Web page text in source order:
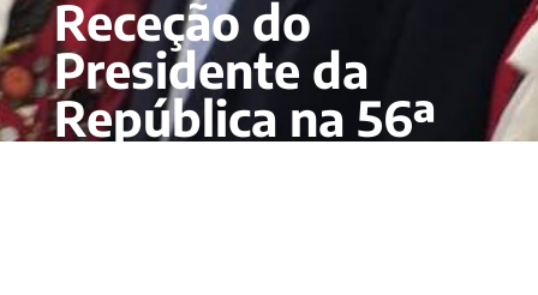
Receção do
Presidente da
República na 56ª